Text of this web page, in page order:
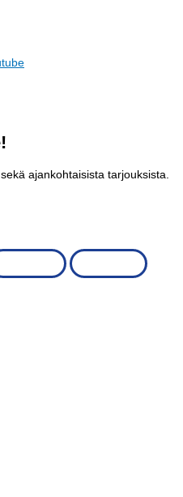
ajankohtaisista tarjouksista.